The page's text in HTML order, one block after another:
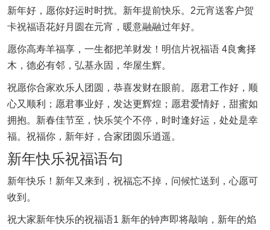
新年好，愿你好运时时扰。新年提前快乐。2元宵送客户贺
卡祝福语花好月圆在元宵，暖意融融过年好。
愿你高寿羊福享，一生都把羊财发！明信片祝福语 4良禽择
木，德必有邻，弘基永固，华屋生辉。
祝愿你合家欢乐人团圆，恭喜发财在眼前。愿君工作好，顺
心又顺利；愿君事业好，发达更辉煌；愿君爱情好，甜蜜如
拥抱。新春佳节至，快乐笑个不停，时时逢好运，处处是幸
福。祝福你，新年好，合家团圆乐逍遥。
新年快乐祝福语句
新年快乐！新年又来到，祝福忘不掉，问候忙送到，心愿可
收到。
祝大家新年快乐的祝福语1 新年的钟声即将敲响，新年的焰